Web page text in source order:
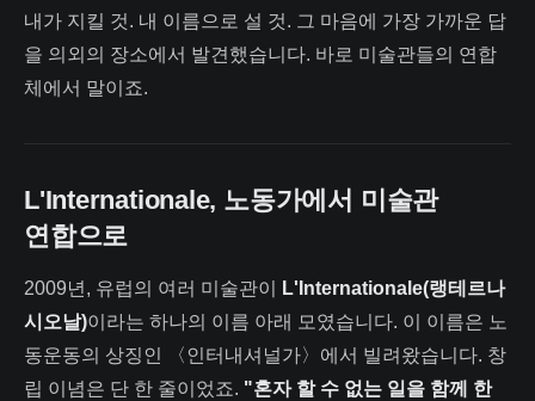
내가 지킬 것. 내 이름으로 설 것. 그 마음에 가장 가까운 답
을 의외의 장소에서 발견했습니다. 바로 미술관들의 연합
체에서 말이죠.
L'Internationale, 노동가에서 미술관
연합으로
2009년, 유럽의 여러 미술관이
L'Internationale(랭테르나
시오날)이라는 하나의 이름 아래 모였습니다. 이 이름은 노
동운동의 상징인 〈인터내셔널가〉에서 빌려왔습니다. 창
립 이념은 단 한 줄이었죠. "혼자 할 수 없는 일을 함께 한